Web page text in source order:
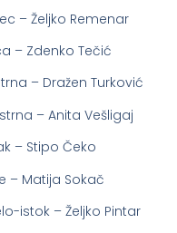
– Željko Remenar
– Zdenko Tečić
– Dražen Turković
– Anita Vešligaj
– Stipo Čeko
– Matija Sokač
istok – Željko Pintar